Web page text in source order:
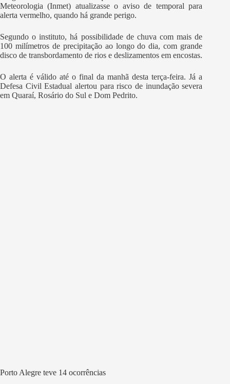
Meteorologia (Inmet) atualizasse o aviso de temporal para
alerta vermelho, quando há grande perigo.
Segundo o instituto, há possibilidade de chuva com mais de
100 milímetros de precipitação ao longo do dia, com grande
disco de transbordamento de rios e deslizamentos em encostas.
O alerta é válido até o final da manhã desta terça-feira. Já a
Defesa Civil Estadual alertou para risco de inundação severa
em Quaraí, Rosário do Sul e Dom Pedrito.
Porto Alegre teve 14 ocorrências